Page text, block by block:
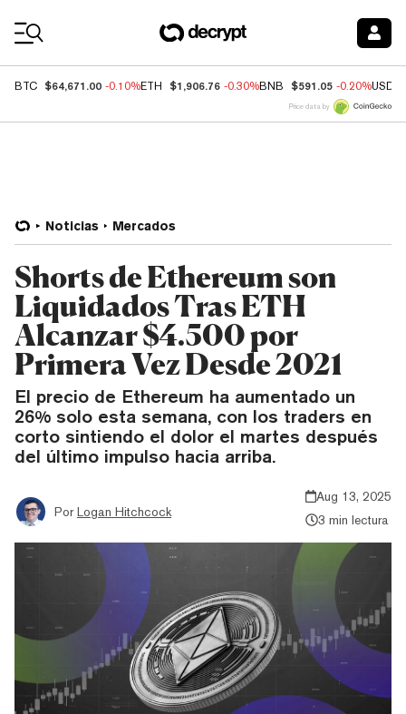
BTC $64,671.00 -0.10%ETH $1,906.76 -0.30%BNB $591.05 -0.20%USDC
Price data by
Noticias Mercados
Shorts de Ethereum son
Liquidados Tras ETH
Alcanzar $4.500 por
Primera Vez Desde 2021
El precio de Ethereum ha aumentado un
26% solo esta semana, con los traders en
corto sintiendo el dolor el martes después
del último impulso hacia arriba.
Por Logan Hitchcock
Aug 13, 2025
3 min lectura